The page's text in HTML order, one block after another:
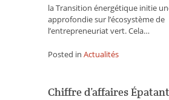
la Transition énergétique initie
approfondie sur l’écosystème de
l’entrepreneuriat vert. Cela…
Posted in Actualités
Chiffre d’affaires